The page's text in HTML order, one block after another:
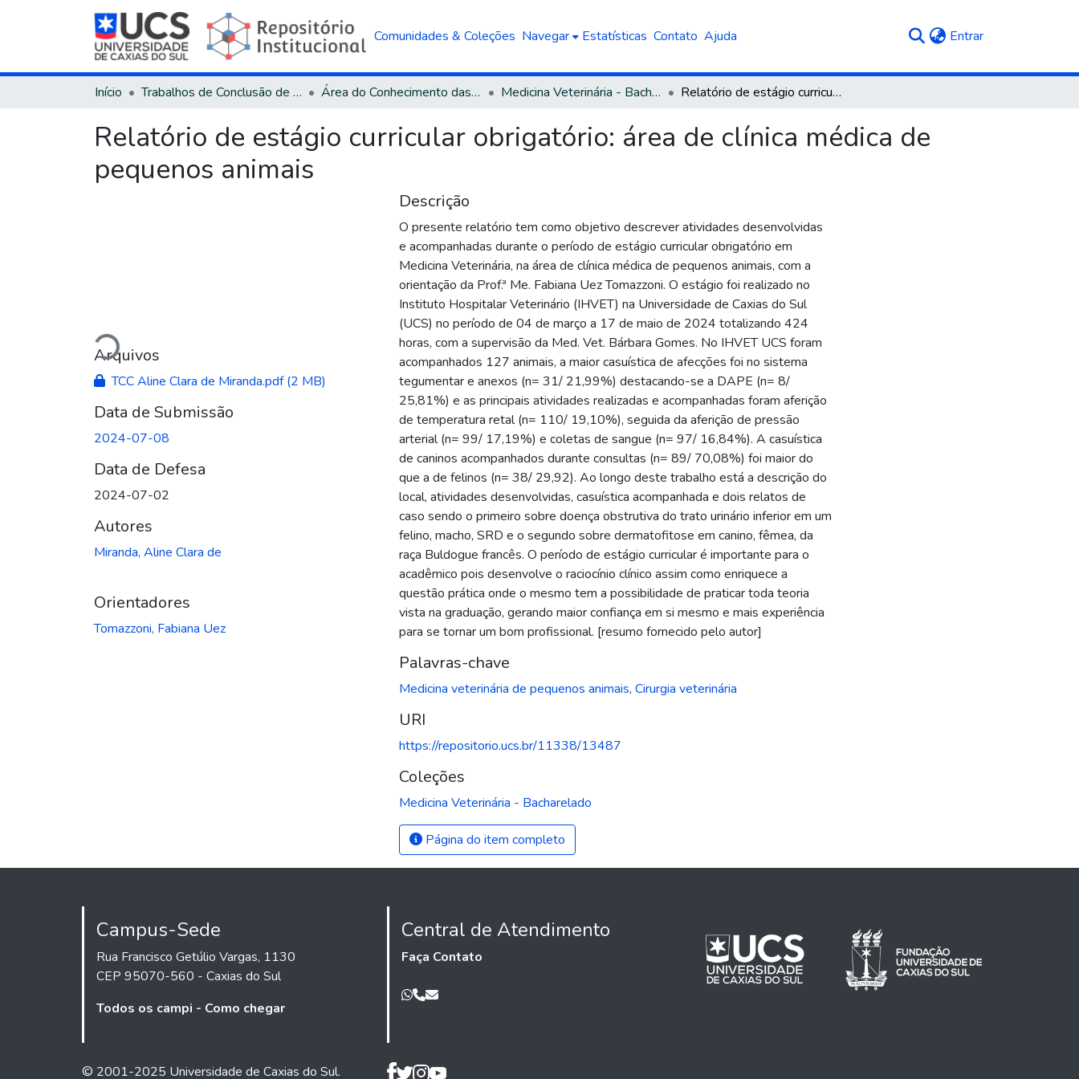
Comunidades & Coleções Navegar Estatísticas Contato Ajuda Entrar(current)
Início Trabalhos de Conclusão de Curso Área do Conhecimento das Ciências Agrárias Medicina Veterinária - Bacharelado Relatório de estágio curricular obrigatório: área de clínica médica de pequenos animais
Relatório de estágio curricular obrigatório: área de clínica médica de
pequenos animais
Carregando...
Arquivos
TCC Aline Clara de Miranda.pdf(2 MB)
Data de Submissão
2024-07-08
Data de Defesa
2024-07-02
Autores
Miranda, Aline Clara de
Orientadores
Tomazzoni, Fabiana Uez
Descrição
O presente relatório tem como objetivo descrever atividades desenvolvidas
e acompanhadas durante o período de estágio curricular obrigatório em
Medicina Veterinária, na área de clínica médica de pequenos animais, com a
orientação da Prof.ª Me. Fabiana Uez Tomazzoni. O estágio foi realizado no
Instituto Hospitalar Veterinário (IHVET) na Universidade de Caxias do Sul
(UCS) no período de 04 de março a 17 de maio de 2024 totalizando 424
horas, com a supervisão da Med. Vet. Bárbara Gomes. No IHVET UCS foram
acompanhados 127 animais, a maior casuística de afecções foi no sistema
tegumentar e anexos (n= 31/ 21,99%) destacando-se a DAPE (n= 8/
25,81%) e as principais atividades realizadas e acompanhadas foram aferição
de temperatura retal (n= 110/ 19,10%), seguida da aferição de pressão
arterial (n= 99/ 17,19%) e coletas de sangue (n= 97/ 16,84%). A casuística
de caninos acompanhados durante consultas (n= 89/ 70,08%) foi maior do
que a de felinos (n= 38/ 29,92). Ao longo deste trabalho está a descrição do
local, atividades desenvolvidas, casuística acompanhada e dois relatos de
caso sendo o primeiro sobre doença obstrutiva do trato urinário inferior em um
felino, macho, SRD e o segundo sobre dermatofitose em canino, fêmea, da
raça Buldogue francês. O período de estágio curricular é importante para o
acadêmico pois desenvolve o raciocínio clínico assim como enriquece a
questão prática onde o mesmo tem a possibilidade de praticar toda teoria
vista na graduação, gerando maior confiança em si mesmo e mais experiência
para se tornar um bom profissional. [resumo fornecido pelo autor]
Palavras-chave
Medicina veterinária de pequenos animais, Cirurgia veterinária
URI
https://repositorio.ucs.br/11338/13487
Coleções
Medicina Veterinária - Bacharelado
Página do item completo
Campus-Sede
Rua Francisco Getúlio Vargas, 1130
CEP 95070-560 - Caxias do Sul
Todos os campi - Como chegar
Central de Atendimento
Faça Contato
© 2001-2025 Universidade de Caxias do Sul.